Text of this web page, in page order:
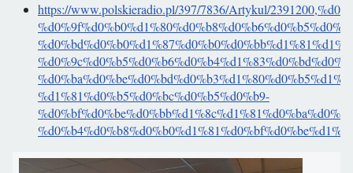
https://www.polskieradio.pl/397/7836/Artykul/
%d1%81%d0%b5%d0%bc%d0%b5%d0%b9-